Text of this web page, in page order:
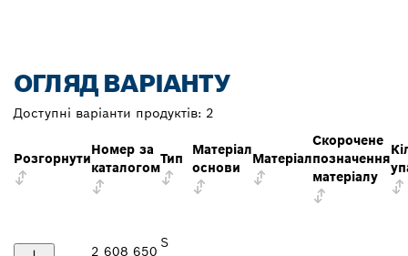
ОГЛЯД ВАРІАНТУ
Доступні варіанти продуктів: 2
Розгорнути
Номер за
каталогом
Тип
Матеріал
основи
Матеріал
Скорочене
позначення
матеріалу
2 608 650
S